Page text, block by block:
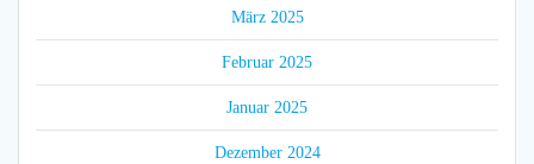
März 2025
Februar 2025
Januar 2025
Dezember 2024